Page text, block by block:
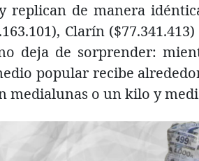
replican de manera
Clarín
deja de sorprender:
popular recibe
medialunas o un kilo y